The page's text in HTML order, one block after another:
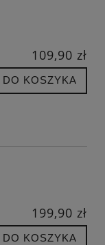
109,90 zł
DO KOSZYKA
199,90 zł
DO KOSZYKA